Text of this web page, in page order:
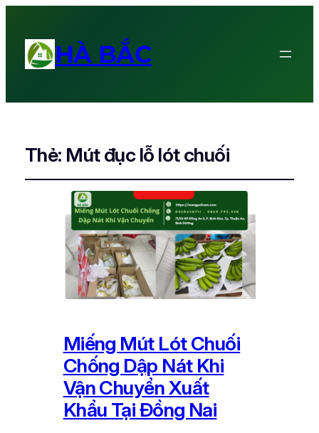
HÀ BẮC
Thẻ: Mút đục lỗ lót chuối
Miếng Mút Lót Chuối
Chống Dập Nát Khi
Vận Chuyển Xuất
Khẩu Tại Đồng Nai